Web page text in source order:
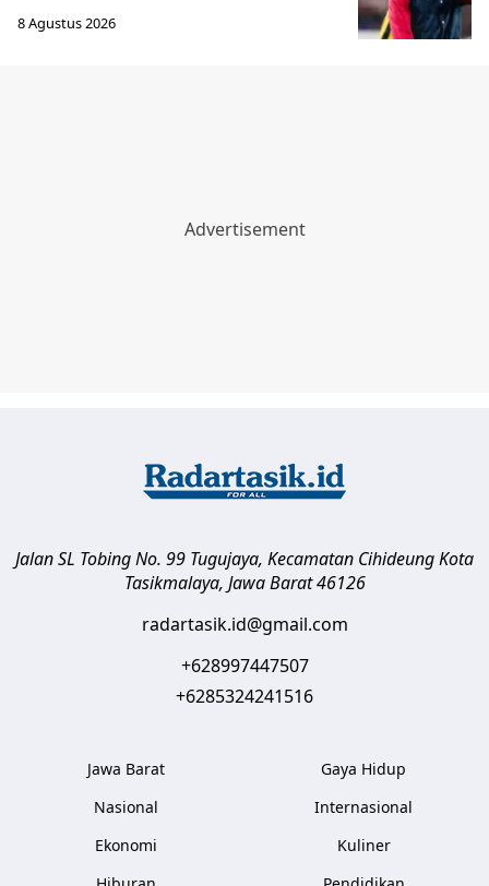
8 Agustus 2026
Jalan SL Tobing No. 99 Tugujaya, Kecamatan CihideungKota
Tasikmalaya, Jawa Barat 46126
radartasik.id@gmail.com
+628997447507
+6285324241516
Jawa Barat
Nasional
Ekonomi
Gaya Hidup
Internasional
Kuliner